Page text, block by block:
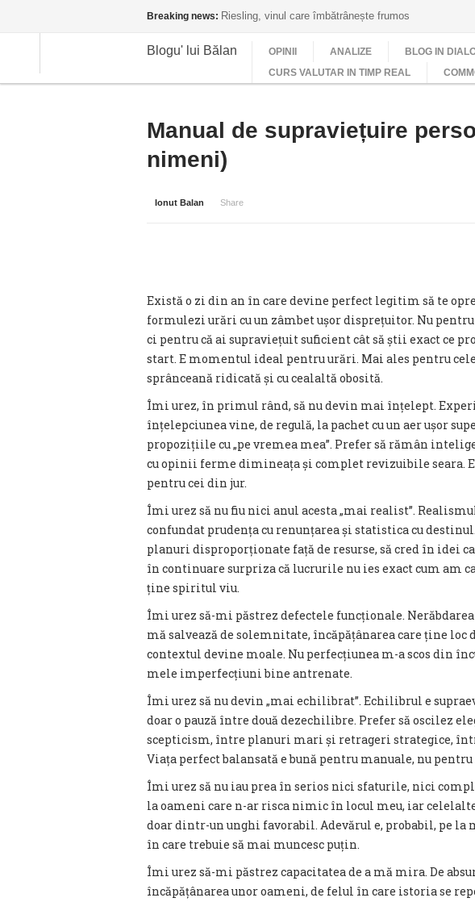
Breaking news: Riesling, vinul care îmbătrânește frumos
Blogu' lui Bălan OPINII ANALIZE BLOG IN
CURS VALUTAR IN TIMP REAL
Manual de supraviețuire
nimeni)
Ionut Balan Share
Există o zi din an în care devine perfect legitim să te
formulezi urări cu un zâmbet ușor disprețuitor. Nu
ci pentru că ai supraviețuit suficient cât să știi exact ce
start. E momentul ideal pentru urări. Mai ales pentru
sprânceană ridicată și cu cealaltă obosită.
Îmi urez, în primul rând, să nu devin mai înțelept.
înțelepciunea vine, de regulă, la pachet cu un aer ușor
propozițiile cu „pe vremea mea”. Prefer să rămân
cu opinii ferme dimineața și complet revizuibile seara.
pentru cei din jur.
Îmi urez să nu fiu nici anul acesta „mai realist”.
confundat prudența cu renunțarea și statistica cu
planuri disproporționate față de resurse, să cred în idei
în continuare surpriza că lucrurile nu ies exact cum am
ține spiritul viu.
Îmi urez să-mi păstrez defectele funcționale.
mă salvează de solemnitate, încăpățânarea care ține loc
contextul devine moale. Nu perfecțiunea m-a scos din
mele imperfecțiuni bine antrenate.
Îmi urez să nu devin „mai echilibrat”. Echilibrul e
doar o pauză între două dezechilibre. Prefer să oscilez
scepticism, între planuri mari și retrageri strategice,
Viața perfect balansată e bună pentru manuale, nu
Îmi urez să nu iau prea în serios nici sfaturile, nici
la oameni care n-ar risca nimic în locul meu, iar
doar dintr-un unghi favorabil. Adevărul e, probabil, pe
în care trebuie să mai muncesc puțin.
Îmi urez să-mi păstrez capacitatea de a mă mira. De
încăpățânarea unor oameni, de felul în care istoria se